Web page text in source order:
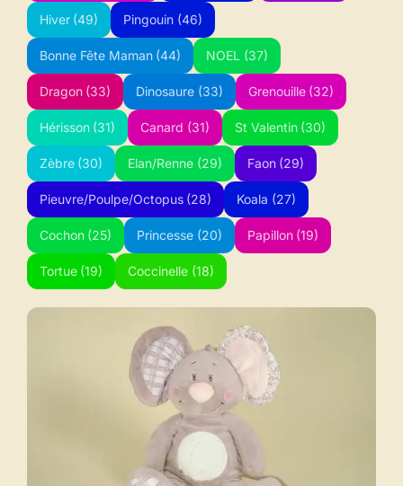
Hiver (49) Pingouin (46)
Bonne Fête Maman (44) NOEL (37)
Dragon (33) Dinosaure (33) Grenouille (32)
Hérisson (31) Canard (31) St Valentin (30)
Zèbre (30) Elan/Renne (29) Faon (29)
Pieuvre/Poulpe/Octopus (28) Koala (27)
Cochon (25) Princesse (20) Papillon (19)
Tortue (19) Coccinelle (18)